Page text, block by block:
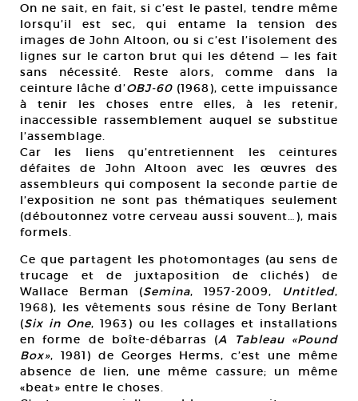
On ne sait, en fait, si c’est le pastel, tendre même
lorsqu’il est sec, qui entame la tension des
images de John Altoon, ou si c’est l’isolement des
lignes sur le carton brut qui les détend — les fait
sans nécessité. Reste alors, comme dans la
ceinture lâche d’OBJ-60 (1968), cette impuissance
à tenir les choses entre elles, à les retenir,
inaccessible rassemblement auquel se substitue
l’assemblage.
Car les liens qu’entretiennent les ceintures
défaites de John Altoon avec les œuvres des
assembleurs qui composent la seconde partie de
l’exposition ne sont pas thématiques seulement
(déboutonnez votre cerveau aussi souvent…), mais
formels.
Ce que partagent les photomontages (au sens de
trucage et de juxtaposition de clichés) de
Wallace Berman (Semina, 1957-2009, Untitled,
1968), les vêtements sous résine de Tony Berlant
(Six in One, 1963) ou les collages et installations
en forme de boîte-débarras (A Tableau «Pound
Box», 1981) de Georges Herms, c’est une même
absence de lien, une même cassure; un même
«beat» entre le choses.